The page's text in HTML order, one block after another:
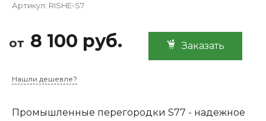
Артикул: RISHE-S7
от 8 100 руб. Заказать
Нашли дешевле?
Промышленные перегородки S77 - надежное